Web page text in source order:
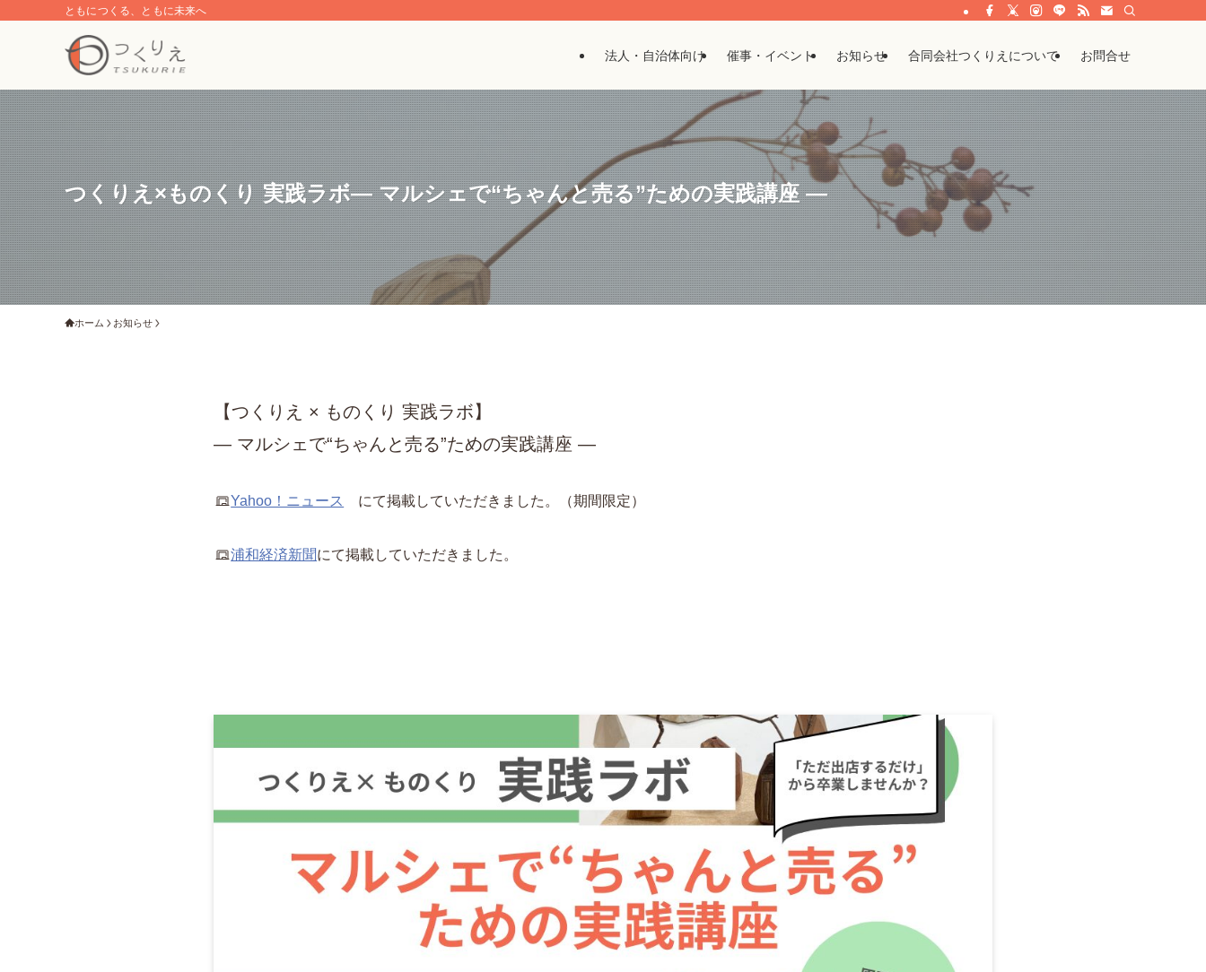
ともにつくる、ともに未来へ
法人・自治体向け 催事・イベント お知らせ 合同会社つくりえについて お問合せ
つくりえ×ものくり 実践ラボ― マルシェで“ちゃんと売る”ための実践講座 ―
ホーム お知らせ
【つくりえ × ものくり 実践ラボ】
― マルシェで“ちゃんと売る”ための実践講座 ―
Yahoo！ニュース にて掲載していただきました。（期間限定）
浦和経済新聞にて掲載していただきました。